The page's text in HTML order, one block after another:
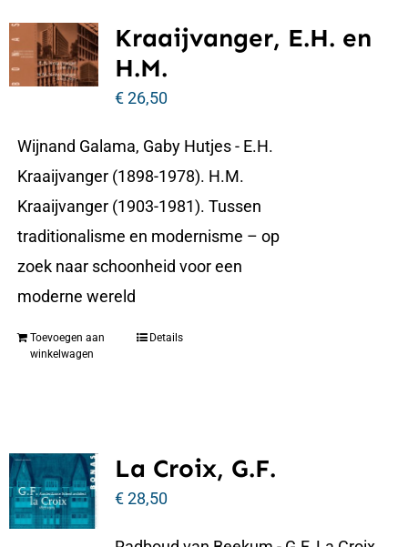
Kraaijvanger, E.H. en
H.M.
€26,50
Wijnand Galama, Gaby Hutjes - E.H.
Kraaijvanger (1898-1978). H.M.
Kraaijvanger (1903-1981). Tussen
traditionalisme en modernisme – op
zoek naar schoonheid voor een
moderne wereld
Toevoegen aan
winkelwagen
Details
La Croix, G.F.
€28,50